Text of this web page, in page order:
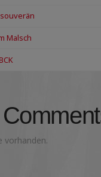
Malsch
vorhanden.